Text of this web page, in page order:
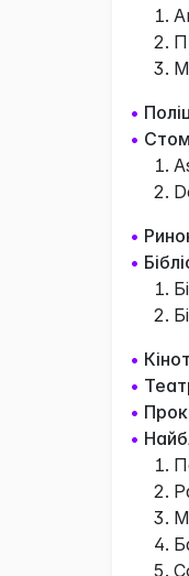
•
•
•
•
•
•
•
•